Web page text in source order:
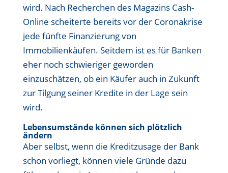
wird. Nach Recherchen des Magazins Cash-
Online scheiterte bereits vor der Coronakrise
jede fünfte Finanzierung von
Immobilienkäufen. Seitdem ist es für Banken
eher noch schwieriger geworden
einzuschätzen, ob ein Käufer auch in Zukunft
zur Tilgung seiner Kredite in der Lage sein
wird.
Lebensumstände können sich plötzlich
ändern
Aber selbst, wenn die Kreditzusage der Bank
schon vorliegt, können viele Gründe dazu